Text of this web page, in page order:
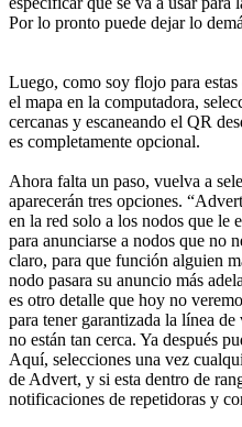
Por lo pronto puede dejar lo
Luego, como soy flojo para estas
el mapa en la computadora,
cercanas y escaneando el QR
es completamente opcional.
Ahora falta un paso, vuelva a
aparecerán tres opciones.
en la red solo a los nodos que le
para anunciarse a nodos que no
claro, para que función alguien
nodo pasara su anuncio más
es otro detalle que hoy no
para tener garantizada la línea
no están tan cerca. Ya después
Aquí, selecciones una vez
de Advert, y si esta dentro de
notificaciones de repetidoras y